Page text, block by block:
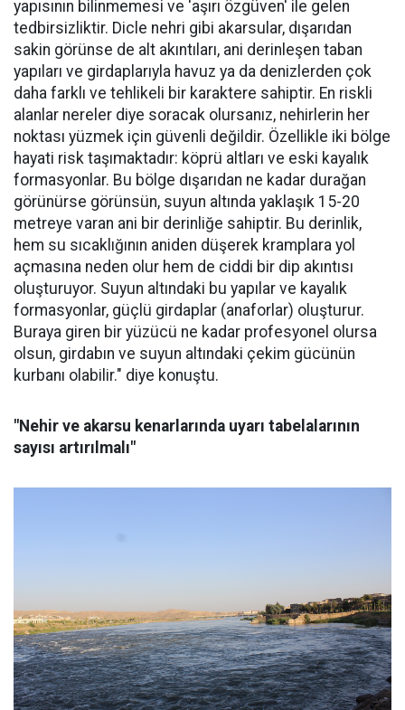
yapısının bilinmemesi ve 'aşırı özgüven' ile gelen
tedbirsizliktir. Dicle nehri gibi akarsular, dışarıdan
sakin görünse de alt akıntıları, ani derinleşen taban
yapıları ve girdaplarıyla havuz ya da denizlerden çok
daha farklı ve tehlikeli bir karaktere sahiptir. En riskli
alanlar nereler diye soracak olursanız, nehirlerin her
noktası yüzmek için güvenli değildir. Özellikle iki bölge
hayati risk taşımaktadır: köprü altları ve eski kayalık
formasyonlar. Bu bölge dışarıdan ne kadar durağan
görünürse görünsün, suyun altında yaklaşık 15-20
metreye varan ani bir derinliğe sahiptir. Bu derinlik,
hem su sıcaklığının aniden düşerek kramplara yol
açmasına neden olur hem de ciddi bir dip akıntısı
oluşturuyor. Suyun altındaki bu yapılar ve kayalık
formasyonlar, güçlü girdaplar (anaforlar) oluşturur.
Buraya giren bir yüzücü ne kadar profesyonel olursa
olsun, girdabın ve suyun altındaki çekim gücünün
kurbanı olabilir." diye konuştu.
"Nehir ve akarsu kenarlarında uyarı tabelalarının
sayısı artırılmalı"